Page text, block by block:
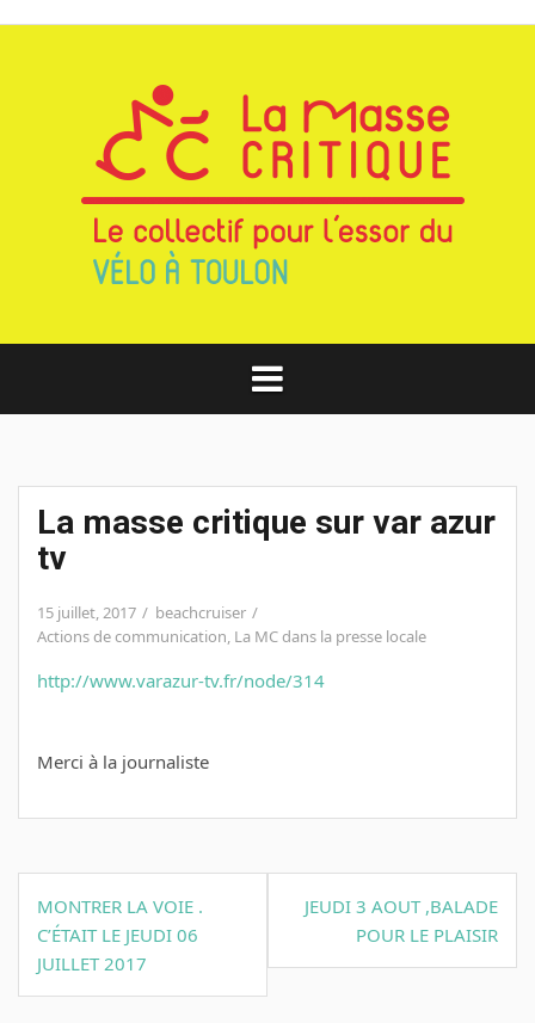
La masse critique sur var azur
tv
15 juillet, 2017
beachcruiser
Actions de communication, La MC dans la presse locale
http://www.varazur-tv.fr/node/314
Merci à la journaliste
Navigation
de
l’article
MONTRER LA VOIE .
C’ÉTAIT LE JEUDI 06
JUILLET 2017
JEUDI 3 AOUT ,BALADE
POUR LE PLAISIR